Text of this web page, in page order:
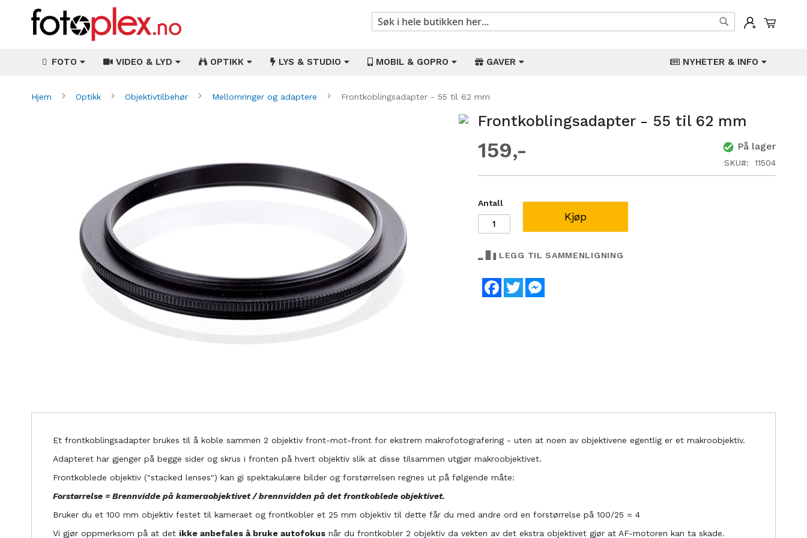
Min
Søk
FOTO VIDEO & LYD OPTIKK LYS & STUDIO MOBIL & GOPRO GAVER NYHETER & INFO
Hjem Optikk Objektivtilbehør Mellomringer og adaptere Frontkoblingsadapter - 55 til 62 mm
Frontkoblingsadapter - 55 til 62 mm
159 På lager
SKU 11504
Antall
Kjøp
LEGG TIL SAMMENLIGNING
Facebook
Twitter
Gå
begynnelsen
Et frontkoblingsadapter brukes til å koble sammen 2 objektiv front-mot-front for ekstrem makrofotografering - uten at noen av objektivene egentlig er et makroobjektiv.
Adapteret har gjenger på begge sider og skrus i fronten på hvert objektiv slik at disse tilsammen utgjør makroobjektivet.
Frontkoblede objektiv ("stacked lenses") kan gi spektakulære bilder og forstørrelsen regnes ut på følgende måte:
Forstørrelse = Brennvidde på kameraobjektivet / brennvidden på det frontkoblede objektivet.
Bruker du et 100 mm objektiv festet til kameraet og frontkobler et 25 mm objektiv til dette får du med andre ord en forstørrelse på 100/25 = 4
Vi gjør oppmerksom på at det ikke anbefales å bruke autofokus når du frontkobler 2 objektiv da vekten av det ekstra objektivet gjør at AF-motoren kan ta skade.